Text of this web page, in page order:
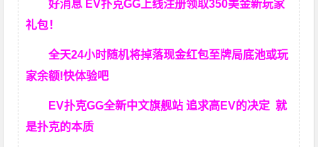
好消息 EV扑克GG上线注册领取350美金新玩家
礼包！
全天24小时随机将掉落现金红包至牌局底池或玩
家余额!快体验吧
EV扑克GG全新中文旗舰站 追求高EV的决定就
是扑克的本质